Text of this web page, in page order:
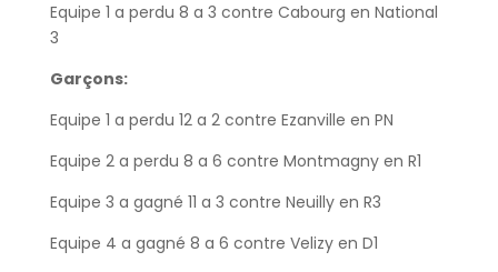
Equipe 1 a perdu 8 a 3 contre Cabourg en National
3
Garçons:
Equipe 1 a perdu 12 a 2 contre Ezanville en PN
Equipe 2 a perdu 8 a 6 contre Montmagny en R1
Equipe 3 a gagné 11 a 3 contre Neuilly en R3
Equipe 4 a gagné 8 a 6 contre Velizy en D1